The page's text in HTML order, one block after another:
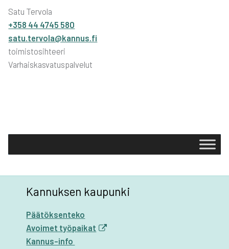
Satu Tervola
+358 44 4745 580
satu.tervola@kannus.fi
toimistosihteeri
Varhaiskasvatuspalvelut
Kannuksen kaupunki
Päätöksenteko
Avoimet työpaikat
Kannus-info